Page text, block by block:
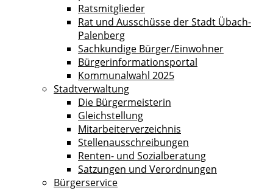
Ratsmitglieder
Rat und Ausschüsse der Stadt Übach-
Palenberg
Sachkundige Bürger/Einwohner
Bürgerinformationsportal
Kommunalwahl 2025
Stadtverwaltung
Die Bürgermeisterin
Gleichstellung
Mitarbeiterverzeichnis
Stellenausschreibungen
Renten- und Sozialberatung
Satzungen und Verordnungen
Bürgerservice